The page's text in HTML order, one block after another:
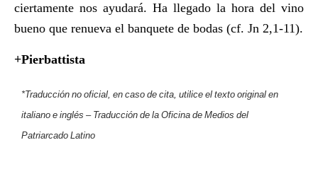
ciertamente nos ayudará. Ha llegado la hora del vino
bueno que renueva el banquete de bodas (cf. Jn 2,1-11).
+Pierbattista
*Traducción no oficial, en caso de cita, utilice el texto original en
italiano e inglés – Traducción de la Oficina de Medios del
Patriarcado Latino